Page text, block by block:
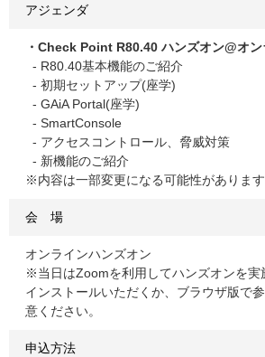
アジェンダ
・Check Point R80.40 ハンズオン@オン
- R80.40基本機能のご紹介
- 初期セットアップ(座学)
- GAiA Portal(座学)
- SmartConsole
- アクセスコントロール、脅威対策
- 新機能のご紹介
※内容は一部変更になる可能性があります
会 場
オンラインハンズオン
※当日はZoomを利用してハンズオンを実
インストールいただくか、ブラウザ版で
意ください。
申込方法